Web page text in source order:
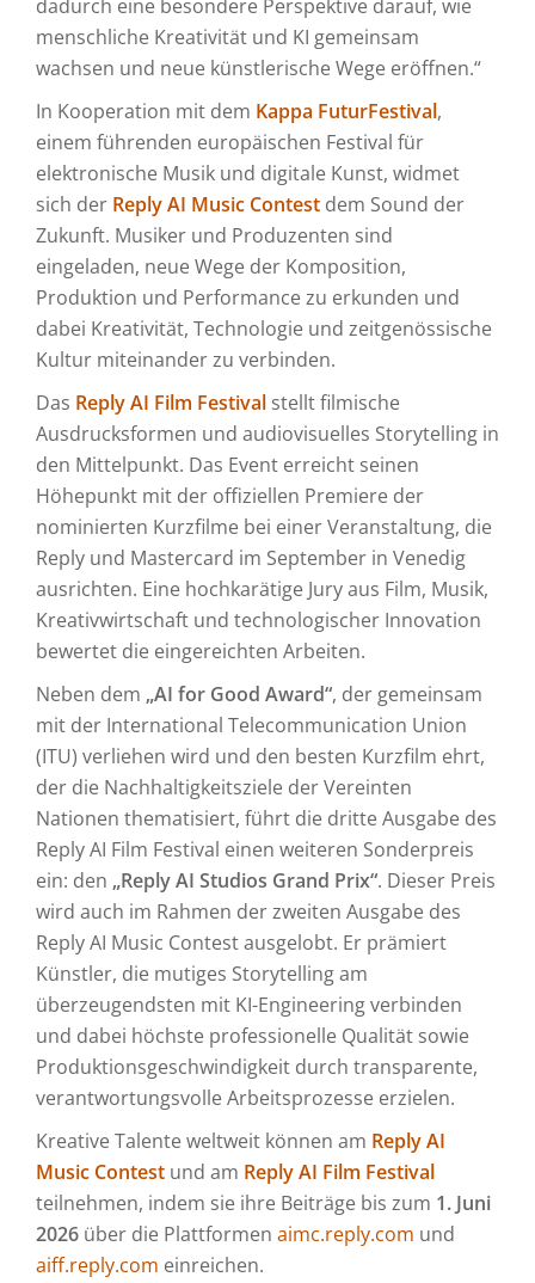
dadurch eine besondere Perspektive darauf, wie
menschliche Kreativität und KI gemeinsam
wachsen und neue künstlerische Wege eröffnen.“
In Kooperation mit dem Kappa FuturFestival,
einem führenden europäischen Festival für
elektronische Musik und digitale Kunst, widmet
sich der Reply AI Music Contest dem Sound der
Zukunft. Musiker und Produzenten sind
eingeladen, neue Wege der Komposition,
Produktion und Performance zu erkunden und
dabei Kreativität, Technologie und zeitgenössische
Kultur miteinander zu verbinden.
Das Reply AI Film Festival stellt filmische
Ausdrucksformen und audiovisuelles Storytelling in
den Mittelpunkt. Das Event erreicht seinen
Höhepunkt mit der offiziellen Premiere der
nominierten Kurzfilme bei einer Veranstaltung, die
Reply und Mastercard im September in Venedig
ausrichten. Eine hochkarätige Jury aus Film, Musik,
Kreativwirtschaft und technologischer Innovation
bewertet die eingereichten Arbeiten.
Neben dem „AI for Good Award“, der gemeinsam
mit der International Telecommunication Union
(ITU) verliehen wird und den besten Kurzfilm ehrt,
der die Nachhaltigkeitsziele der Vereinten
Nationen thematisiert, führt die dritte Ausgabe des
Reply AI Film Festival einen weiteren Sonderpreis
ein: den „Reply AI Studios Grand Prix“. Dieser Preis
wird auch im Rahmen der zweiten Ausgabe des
Reply AI Music Contest ausgelobt. Er prämiert
Künstler, die mutiges Storytelling am
überzeugendsten mit KI-Engineering verbinden
und dabei höchste professionelle Qualität sowie
Produktionsgeschwindigkeit durch transparente,
verantwortungsvolle Arbeitsprozesse erzielen.
Kreative Talente weltweit können am Reply AI
Music Contest und am Reply AI Film Festival
teilnehmen, indem sie ihre Beiträge bis zum 1. Juni
2026 über die Plattformen aimc.reply.com und
aiff.reply.com einreichen.